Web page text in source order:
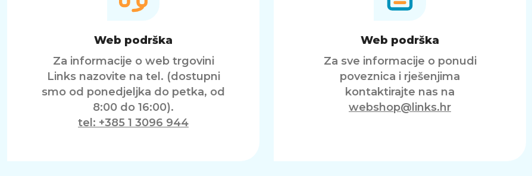
Web podrška
Za informacije o web trgovini
Links nazovite na tel. (dostupni
smo od ponedjeljka do petka, od
8:00 do 16:00).
tel: +385 1 3096 944
Web podrška
Za sve informacije o ponudi
poveznica i rješenjima
kontaktirajte nas na
webshop@links.hr